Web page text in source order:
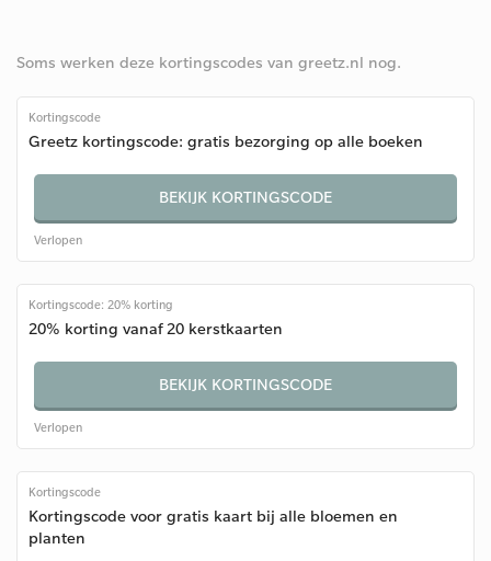
Soms werken deze kortingscodes van greetz.nl nog.
Kortingscode
Greetz kortingscode: gratis bezorging op alle boeken
BEKIJK KORTINGSCODE
Verlopen
Kortingscode: 20% korting
20% korting vanaf 20 kerstkaarten
BEKIJK KORTINGSCODE
Verlopen
Kortingscode
Kortingscode voor gratis kaart bij alle bloemen en
planten